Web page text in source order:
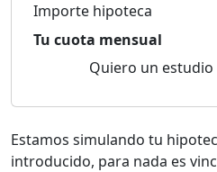
Importe hipoteca
Tu cuota mensual
Quiero un
Estamos simulando tu
introducido, para nada es